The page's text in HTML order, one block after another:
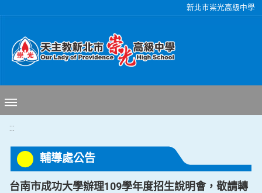
新北市崇光高級中學
:::
輔導處公告
台南市成功大學辦理109學年度招生說明會，敬請轉